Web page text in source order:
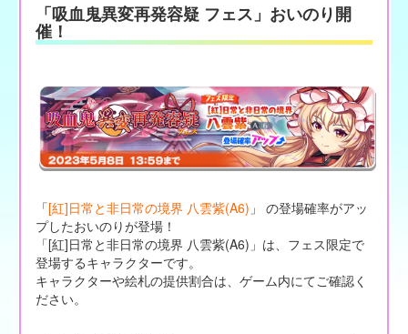
「吸血鬼異変再発容疑 フェス」おいのり開
催！
「[紅]日常と非日常の境界 八雲紫(A6) 」 の登場確率がアッ
プしたおいのりが登場！
「[紅]日常と非日常の境界 八雲紫(A6)」は、フェス限定で
登場するキャラクターです。
キャラクターや絵札の提供割合は、ゲーム内にてご確認く
ださい。